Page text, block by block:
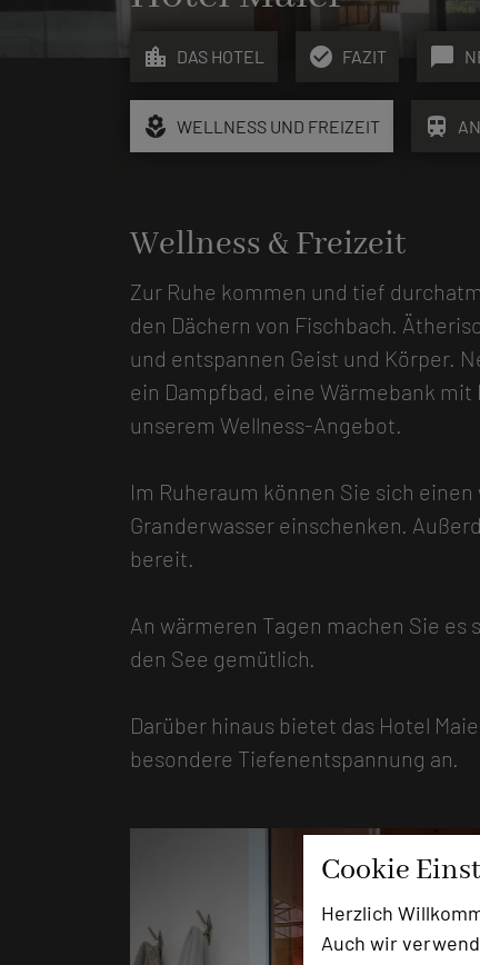
Cookie
Herzlich
Auch wir
location_city DAS HOTEL check_circle FAZIT chat_bubble
local_florist WELLNESS UND FREIZEIT train
Wellness & Freizeit
Zur Ruhe kommen und tief
den Dächern von Fischbach.
und entspannen Geist und Körper.
ein Dampfbad, eine Wärmebank
unserem Wellness-Angebot.
Im Ruheraum können Sie sich
Granderwasser einschenken.
bereit.
An wärmeren Tagen machen Sie
den See gemütlich.
Darüber hinaus bietet das Hotel
besondere Tiefenentspannung an.